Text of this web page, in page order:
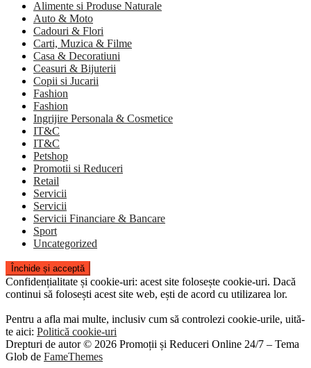
Alimente si Produse Naturale
Auto & Moto
Cadouri & Flori
Carti, Muzica & Filme
Casa & Decoratiuni
Ceasuri & Bijuterii
Copii si Jucarii
Fashion
Fashion
Ingrijire Personala & Cosmetice
IT&C
IT&C
Petshop
Promotii si Reduceri
Retail
Servicii
Servicii
Servicii Financiare & Bancare
Sport
Uncategorized
Confidențialitate și cookie-uri: acest site folosește cookie-uri. Dacă
continui să folosești acest site web, ești de acord cu utilizarea lor.
Pentru a afla mai multe, inclusiv cum să controlezi cookie-urile, uită-
te aici: Politică cookie-uri
Drepturi de autor © 2026 Promoții și Reduceri Online 24/7 – Tema
Glob de FameThemes